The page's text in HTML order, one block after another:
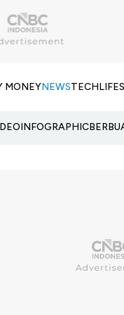
MONEYNEWSTECH
INFOGRAPHIC